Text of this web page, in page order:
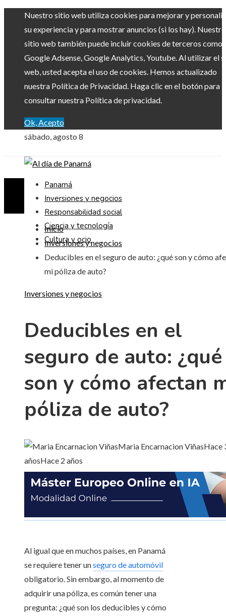
Nuestro sitio web utiliza cookies para mejorar y
su experiencia y para mostrar anuncios (si los hay). Nuestro
sitio web también puede incluir cookies de terceros como
Google Adsense, Google Analytics, Youtube. Al utilizar el
web, usted acepta el uso de cookies. Hemos actualizado
nuestra Política de Privacidad. Haga clic en el botón para
consultar nuestra Política de privacidad.
Ok, Acepto
sábado, agosto 8
Panamá
Inversiones y negocios
Responsabilidad social
Ciencia y tecnología
Cultura y ocio
Inicio
Inversiones y negocios
Deducibles en el seguro de auto: ¿qué son y cómo
mi póliza de auto?
Inversiones y negocios
Deducibles en el
seguro de auto: ¿qué
son y cómo afectan
póliza de auto?
Maria Encarnacion ViñasHace
añosHace 2 años
Al igual que en muchos países, en Panamá
se requiere tener unseguro de automóvil
obligatorio. Sin embargo, al momento de
adquirir una póliza, es común tener una
pregunta: ¿qué son los deducibles y cómo